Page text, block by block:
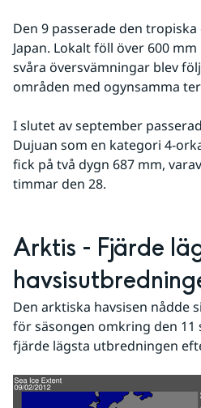
Den 9 passerade den
Japan. Lokalt föll över 600
svåra översvämningar blev
områden med ogynsamma
I slutet av september
Dujuan som en kategori 4-
fick på två dygn 687 mm,
timmar den 28.
Arktis - Fjärde
Den arktiska havsisen nådde
för säsongen omkring den 11
fjärde lägsta utbredningen